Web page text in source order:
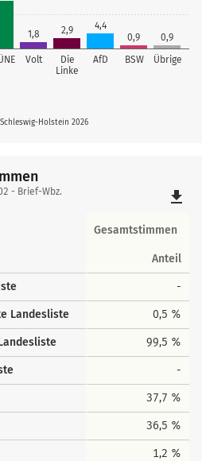
Volt
Die
Linke
AfD BSW Übrige
1,8 2,9
4,4
0,9
0,9
Holstein 2026
- Brief-Wbz.
file_download
Gesamtstimmen
Anteil
-
Landesliste 0,5 %
99,5 %
-
37,7 %
36,5 %
1,2 %